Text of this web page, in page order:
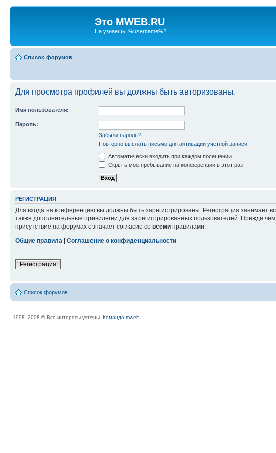
Это MWEB.RU
Не узнаешь, %username%?
Список форумов
Для просмотра профилей вы должны быть авторизованы.
Имя пользователя:
Пароль:
Забыли пароль?
Повторно выслать письмо для активации учётной записи
Автоматически входить при каждом посещении
Скрыть моё пребывание на конференции в этот раз
РЕГИСТРАЦИЯ
Для входа на конференцию вы должны быть зарегистрированы. Регистрация занимает
также дополнительные привилегии для зарегистрированных пользователей. Прежде
присутствие на форумах означает согласие со всеми правилами.
Общие правила
Соглашение о конфиденциальности
Регистрация
Список форумов
1998–2008 © Все интересы учтены. Команда mweb